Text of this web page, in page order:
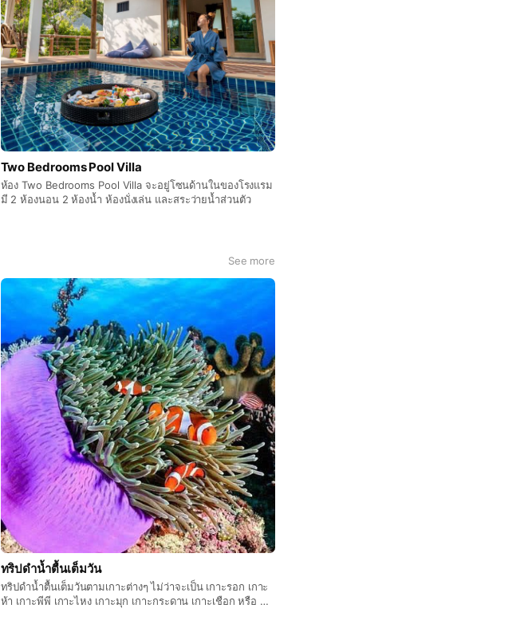
Two Bedrooms Pool Villa
ห้อง Two Bedrooms Pool Villa จะอยู่โซนด้านในของโรงแรม
มี 2 ห้องนอน 2 ห้องน้ำ ห้องนั่งเล่น และสระว่ายน้ำส่วนตัว
See more
ทริปดำน้ำตื้นเต็มวัน
ทริปดำน้ำตื้นเต็มวันตามเกาะต่างๆ ไม่ว่าจะเป็น เกาะรอก เกาะ
ห้า เกาะพีพี เกาะไหง เกาะมุก เกาะกระดาน เกาะเชือก หรือ ถ้ำ